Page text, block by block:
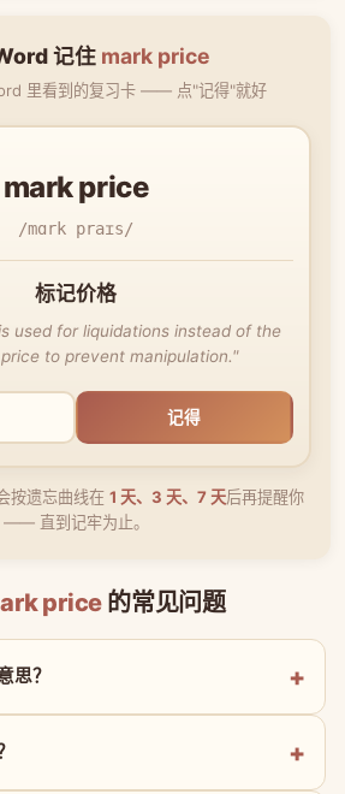
记住 mark price
里看到的复习卡 —— 点"记得"就好
mark price
/mɑrk praɪs/
标记价格
used for liquidations instead of the
to prevent manipulation."
记得
按遗忘曲线在 1 天、3 天、7 天后再提醒你
—— 直到记牢为止。
price 的常见问题
思？